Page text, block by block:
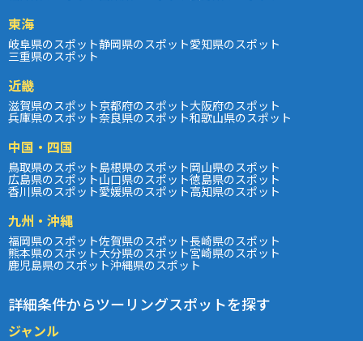
東海
岐阜県のスポット静岡県のスポット愛知県のスポット
三重県のスポット
近畿
滋賀県のスポット京都府のスポット大阪府のスポット
兵庫県のスポット奈良県のスポット和歌山県のスポット
中国・四国
鳥取県のスポット島根県のスポット岡山県のスポット
広島県のスポット山口県のスポット徳島県のスポット
香川県のスポット愛媛県のスポット高知県のスポット
九州・沖縄
福岡県のスポット佐賀県のスポット長崎県のスポット
熊本県のスポット大分県のスポット宮崎県のスポット
鹿児島県のスポット沖縄県のスポット
詳細条件からツーリングスポットを探す
ジャンル